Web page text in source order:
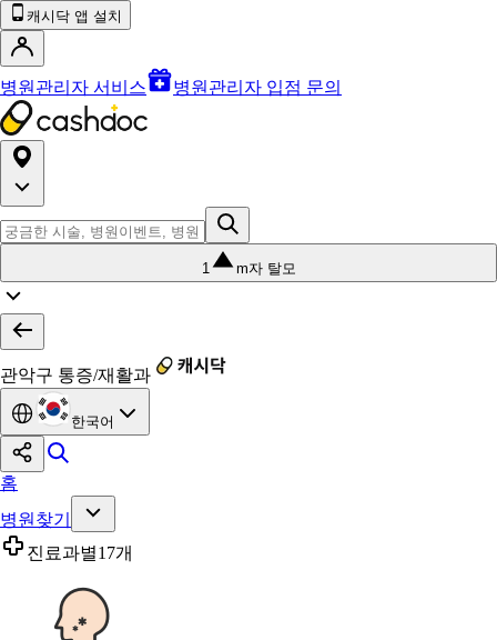
캐시닥 앱 설치
병원관리자 서비스 병원관리자 입점 문의
1 m자 탈모
관악구 통증/재활과
한국어
홈
병원찾기
진료과별17개